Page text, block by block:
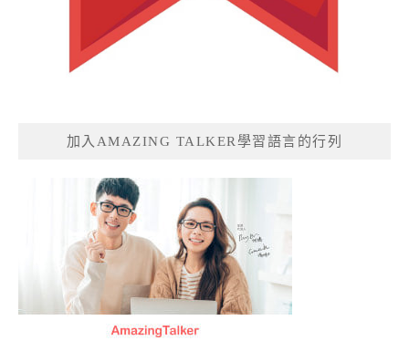
加入AMAZING TALKER學習語言的行列